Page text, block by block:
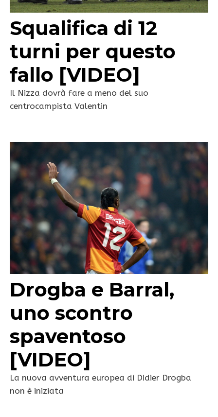
Squalifica di 12
turni per questo
fallo [VIDEO]
Il Nizza dovrà fare a meno del suo
centrocampista Valentin
Drogba e Barral,
uno scontro
spaventoso
[VIDEO]
La nuova avventura europea di Didier Drogba
non è iniziata